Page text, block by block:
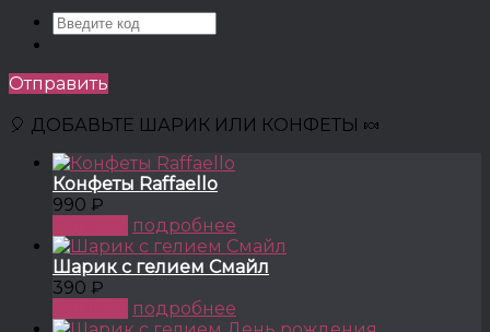
Отправить
🎈 ДОБАВЬТЕ ШАРИК ИЛИ КОНФЕТЫ 🍬
Конфеты Raffaello
990 ₽
подробнее
Шарик с гелием Смайл
390 ₽
подробнее